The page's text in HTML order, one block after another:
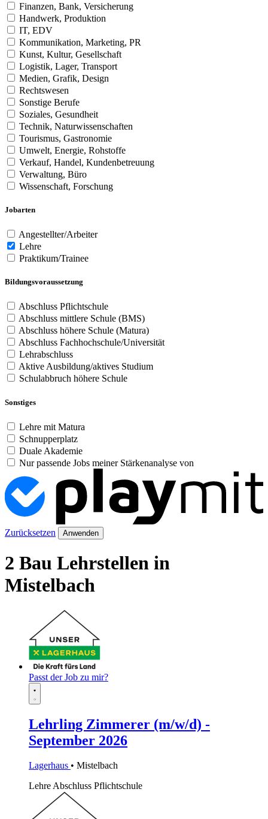
Finanzen, Bank, Versicherung
Handwerk, Produktion
IT, EDV
Kommunikation, Marketing, PR
Kunst, Kultur, Gesellschaft
Logistik, Lager, Transport
Medien, Grafik, Design
Rechtswesen
Sonstige Berufe
Soziales, Gesundheit
Technik, Naturwissenschaften
Tourismus, Gastronomie
Umwelt, Energie, Rohstoffe
Verkauf, Handel, Kundenbetreuung
Verwaltung, Büro
Wissenschaft, Forschung
Jobarten
Angestellter/Arbeiter
Lehre
Praktikum/Trainee
Bildungsvoraussetzung
Abschluss Pflichtschule
Abschluss mittlere Schule (BMS)
Abschluss höhere Schule (Matura)
Abschluss Fachhochschule/Universität
Lehrabschluss
Aktive Ausbildung/aktives Studium
Schulabbruch höhere Schule
Sonstiges
Lehre mit Matura
Schnupperplatz
Duale Akademie
Nur passende Jobs meiner Stärkenanalyse von
Zurücksetzen Anwenden
2 Bau Lehrstellen in
Mistelbach
Passt der Job zu mir?
Lehrling Zimmerer (m/w/d) -
September 2026
Lagerhaus • Mistelbach
LehreAbschluss Pflichtschule